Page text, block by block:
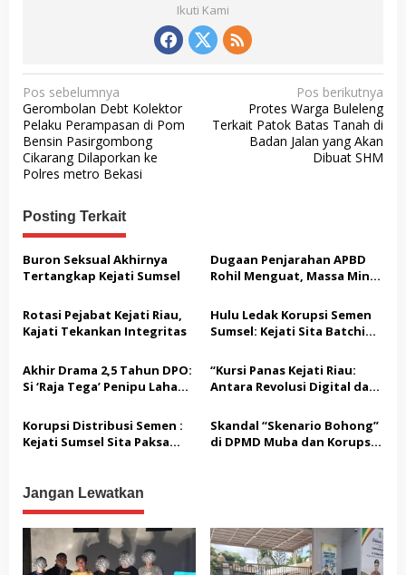
Ikuti Kami
N
a
v
i
a
s
i
o
Pos sebelumnya
Gerombolan Debt Kolektor
Pelaku Perampasan di Pom
Bensin Pasirgombong
Cikarang Dilaporkan ke
Polres metro Bekasi
Pos berikutnya
Protes Warga Buleleng
Terkait Patok Batas Tanah di
Badan Jalan yang Akan
Dibuat SHM
Posting Terkait
Buron Seksual Akhirnya
Tertangkap Kejati Sumsel
Dugaan Penjarahan APBD
Rohil Menguat, Massa Minta
Diperiksa
Rotasi Pejabat Kejati Riau,
Kajati Tekankan Integritas
Hulu Ledak Korupsi Semen
Sumsel: Kejati Sita Batching
Akhir Drama 2,5 Tahun DPO:
Si ‘Raja Tega’ Penipu Lahan
Pekanbaru!
“Kursi Panas Kejati Riau:
Antara Revolusi Digital dan
Korupsi Distribusi Semen :
Kejati Sumsel Sita Paksa
Skandal “Skenario Bohong”
di DPMD Muba dan Korupsi
Jangan Lewatkan